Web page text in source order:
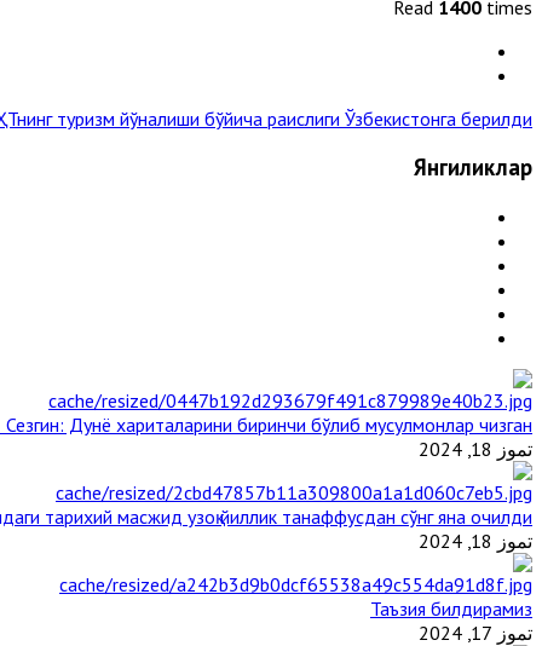
Read 1400 times
туризм йўналиши бўйича раислиги Ўзбекистонга берилди »
Янгиликлар
Дунё хариталарини биринчи бўлиб мусулмонлар чизган
تموز 18, 2024
тарихий масжид узоқ йиллик танаффусдан сўнг яна очилди
تموز 18, 2024
Таъзия билдирамиз
تموز 17, 2024